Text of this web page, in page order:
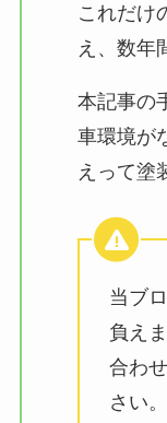
これだけ
え、数年
本記事の
車環境が
えって塗
当ブ
負え
合わ
さい。